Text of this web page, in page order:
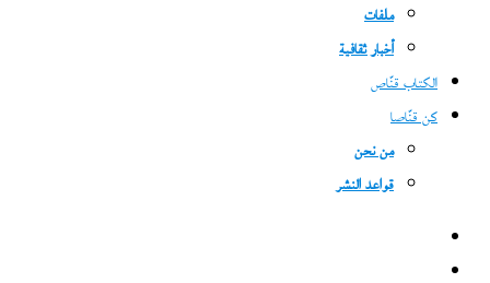
ملفات
أخبار ثقافية
الكتاب قنّاص
كن قنّاصا
من نحن
قواعد النشر